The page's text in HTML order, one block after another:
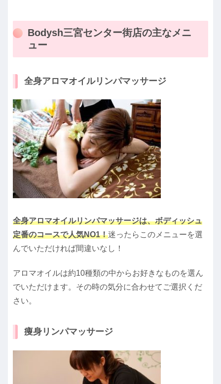
Bodysh三宮センター街店の主なメニ
ュー
全身アロマオイルリンパマッサージ
全身アロマオイルリンパマッサージは、ボディッシュ
定番のコースで人気NO1！迷ったらこのメニューを選
んでいただければ間違いなし！
アロマオイルは約10種類の中からお好きなものを選ん
でいただけます。その時の気分に合わせてご選択くだ
さい。
痩身リンパマッサージ